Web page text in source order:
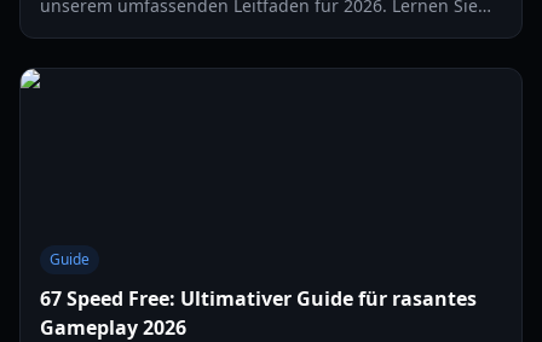
unserem umfassenden Leitfaden für 2026. Lernen Sie
Guide
67 Speed Free: Ultimativer Guide für rasantes
Gameplay 2026